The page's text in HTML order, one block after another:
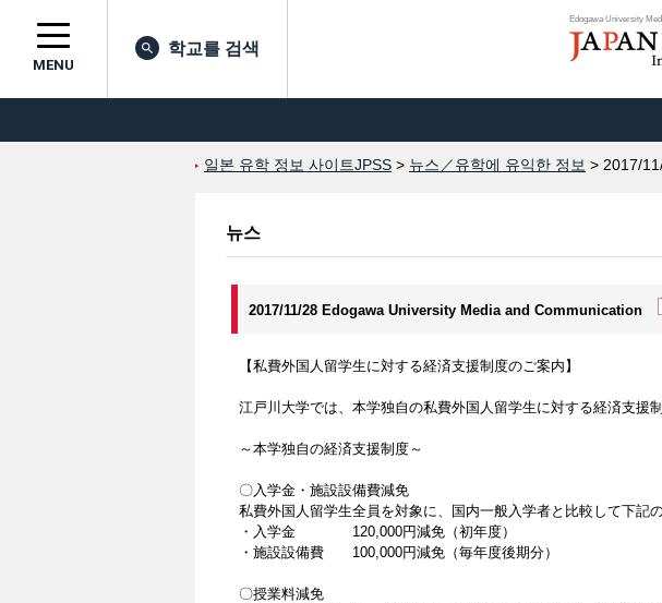
MENU
학교를 검색
일본 유학 정보 사이트JPSS > 뉴스／유학에 유익한 정보 > 2017/
뉴스
2017/11/28 Edogawa University Media and Communication
【私費外国人留学生に対する経済支援制度のご案内】
江戸川大学では、本学独自の私費外国人留学生に対する経済支援
～本学独自の経済支援制度～
〇入学金・施設設備費減免
私費外国人留学生全員を対象に、国内一般入学者と比較して下記
・入学金 120,000円減免（初年度）
・施設設備費 100,000円減免（毎年度後期分）
〇授業料減免